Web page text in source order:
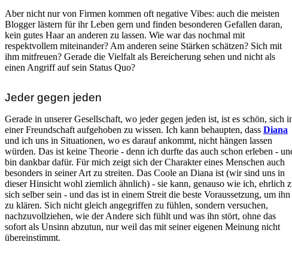
Aber nicht nur von Firmen kommen oft negative Vibes: auch die meisten
Blogger lästern für ihr Leben gern und finden besonderen Gefallen daran,
kein gutes Haar an anderen zu lassen. Wie war das nochmal mit
respektvollem miteinander? Am anderen seine Stärken schätzen? Sich mit
ihm mitfreuen? Gerade die Vielfalt als Bereicherung sehen und nicht als
einen Angriff auf sein Status Quo?
Jeder gegen jeden
Gerade in unserer Gesellschaft, wo jeder gegen jeden ist, ist es schön, sich
einer Freundschaft aufgehoben zu wissen. Ich kann behaupten, dass Diana
und ich uns in Situationen, wo es darauf ankommt, nicht hängen lassen
würden. Das ist keine Theorie - denn ich durfte das auch schon erleben -
bin dankbar dafür. Für mich zeigt sich der Charakter eines Menschen auch
besonders in seiner Art zu streiten. Das Coole an Diana ist (wir sind uns in
dieser Hinsicht wohl ziemlich ähnlich) - sie kann, genauso wie ich, ehrlich
sich selber sein - und das ist in einem Streit die beste Voraussetzung, um ihn
zu klären. Sich nicht gleich angegriffen zu fühlen, sondern versuchen,
nachzuvollziehen, wie der Andere sich fühlt und was ihn stört, ohne das
sofort als Unsinn abzutun, nur weil das mit seiner eigenen Meinung nicht
übereinstimmt.